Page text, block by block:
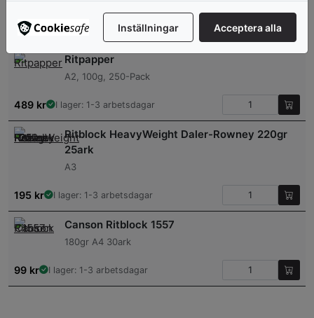
112kr I lager: 1-3 arbetsdagar
Ritpapper
A2, 100g, 250-Pack
489 kr I lager: 1-3 arbetsdagar
Ritblock HeavyWeight Daler-Rowney 220gr
25ark
A3
195 kr I lager: 1-3 arbetsdagar
Canson Ritblock 1557
180gr A4 30ark
99 kr I lager: 1-3 arbetsdagar
Inställningar Acceptera alla